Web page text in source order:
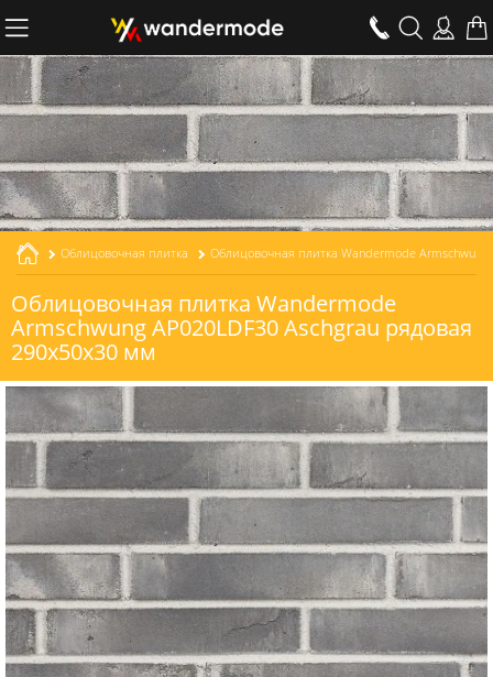
Облицовочная плитка
Облицовочная плитка Wandermode
Armschwung AP020LDF30 Aschgrau рядовая
290x50x30 мм